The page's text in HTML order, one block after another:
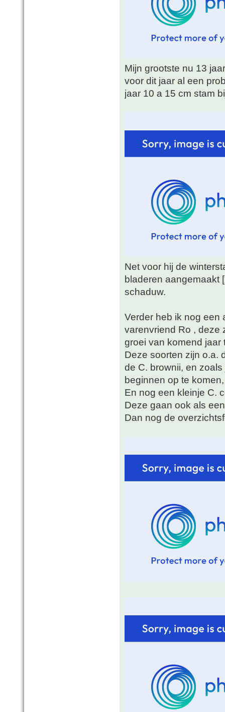
Mijn grootste nu 13
voor dit jaar al een
jaar 10 a 15 cm stam
Net voor hij de
bladeren aangemaakt
schaduw.
Verder heb ik nog een
varenvriend Ro , deze
groei van komend jaar
Deze soorten zijn o.a.
de C. brownii, en
beginnen op te
En nog een kleinje C.
Deze gaan ook als
Dan nog de